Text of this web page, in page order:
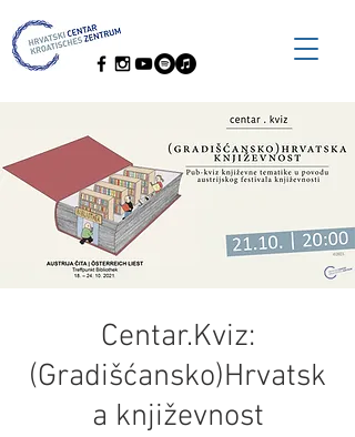
Centar.Kviz:
(Gradišćansko)Hrvatsk
a književnost